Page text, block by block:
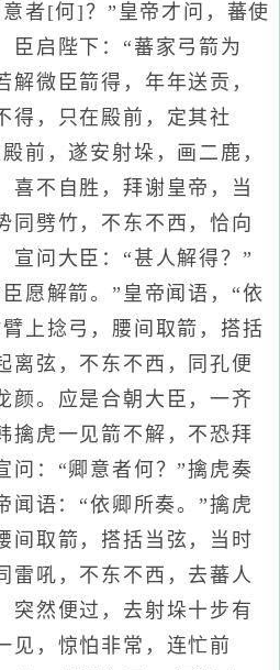
者[何]？”皇帝才问，蕃使
臣启陛下：“蕃家弓箭为
解微臣箭得，年年送贡，
得，只在殿前，定其社
前，遂安射垛，画二鹿，
喜不自胜，拜谢皇帝，当
同劈竹，不东不西，恰向
宣问大臣：“甚人解得？”
愿解箭。”皇帝闻语，“依
上捻弓，腰间取箭，搭括
离弦，不东不西，同孔便
颜。应是合朝大臣，一齐
擒虎一见箭不解，不恐拜
问：“卿意者何？”擒虎奏
闻语：“依卿所奏。”擒虎
间取箭，搭括当弦，当时
雷吼，不东不西，去蕃人
突然便过，去射垛十步有
见，惊怕非常，连忙前